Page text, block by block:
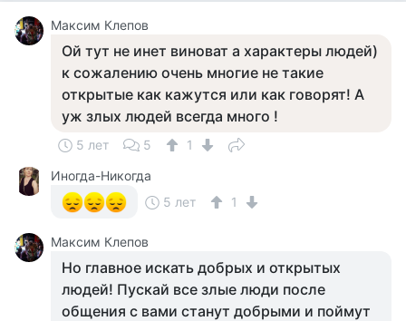
Максим Клепов
Ой тут не инет виноват а характеры людей)
к сожалению очень многие не такие
открытые как кажутся или как говорят! А
уж злых людей всегда много !
5 лет 5
1
Иногда-Никогда
5 лет
1
Максим Клепов
Но главное искать добрых и открытых
людей! Пускай все злые люди после
общения с вами станут добрыми и поймут